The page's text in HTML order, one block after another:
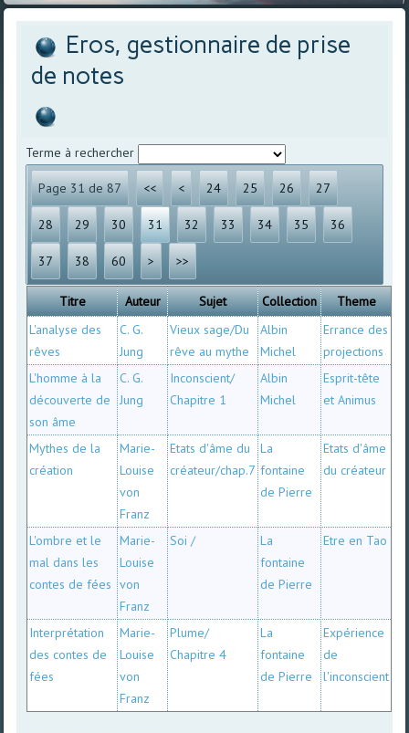
Eros, gestionnaire de prise
de notes
Terme à rechercher
Page 31 de 87 << < 24 25 26 27
28 29 30 31 32 33 34 35 36
37 38 60 > >>
Titre Auteur Sujet Collection
Theme
L'analyse des
rêves
C. G.
Jung
Vieux sage/Du
rêve au mythe
Albin
Michel
Errance des
projections
L'homme à la
découverte de
son âme
C. G.
Jung
Inconscient/
Chapitre 1
Albin
Michel
Esprit-tête
et Animus
Mythes de la
création
Marie-
Louise
von
Franz
Etats d'âme du
créateur/chap.7
La
fontaine
de Pierre
Etats d'âme
du créateur
L'ombre et le
mal dans les
contes de fées
Marie-
Louise
von
Franz
Soi /
La
fontaine
de Pierre
Etre en Tao
Interprétation
des contes de
fées
Marie-
Louise
von
Franz
Plume/
Chapitre 4
La
fontaine
de Pierre
Expérience
de
l'inconscient